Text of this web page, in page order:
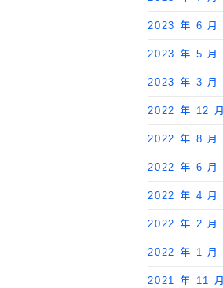
2023 年 6 月
2023 年 5 月
2023 年 3 月
2022 年 12 月
2022 年 8 月
2022 年 6 月
2022 年 4 月
2022 年 2 月
2022 年 1 月
2021 年 11 月